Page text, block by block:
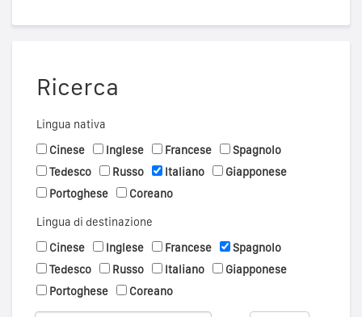
Ricerca
Lingua nativa
Cinese
Inglese Francese
Spagnolo
Tedesco
Russo Italiano
Giapponese
Portoghese
Coreano
Lingua di destinazione
Cinese
Inglese Francese
Spagnolo
Tedesco
Russo Italiano
Giapponese
Portoghese
Coreano